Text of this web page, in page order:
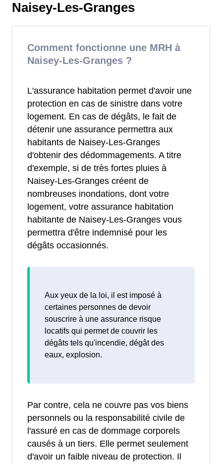
Naisey-Les-Granges
Comment fonctionne une MRH à
Naisey-Les-Granges ?
L'assurance habitation permet d'avoir une
protection en cas de sinistre dans votre
logement. En cas de dégâts, le fait de
détenir une assurance permettra aux
habitants de Naisey-Les-Granges
d'obtenir des dédommagements. A titre
d'exemple, si de très fortes pluies à
Naisey-Les-Granges créent de
nombreuses inondations, dont votre
logement, votre assurance habitation
habitante de Naisey-Les-Granges vous
permettra d'être indemnisé pour les
dégâts occasionnés.
Aux yeux de la loi, il est imposé à
certaines personnes de devoir
souscrire à une assurance risque
locatifs qui permet de couvrir les
dégâts tels qu'incendie, dégât des
eaux, explosion.
Par contre, cela ne couvre pas vos biens
personnels ou la responsabilité civile de
l'assuré en cas de dommage corporels
causés à un tiers. Elle permet seulement
d'avoir un faible niveau de protection. Il